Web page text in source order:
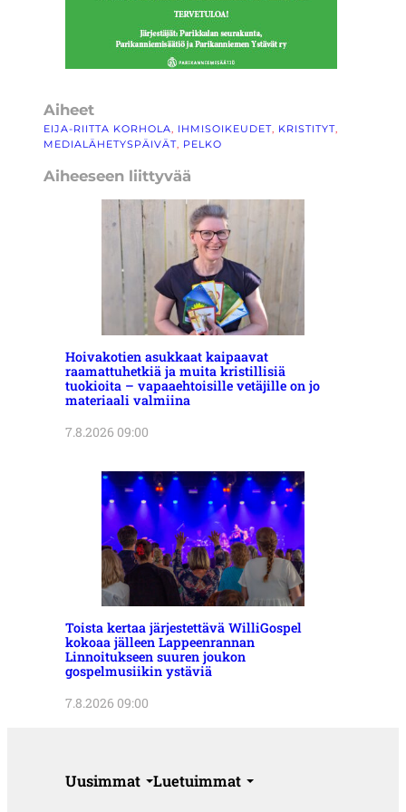
Aiheet
EIJA-RIITTA KORHOLA, IHMISOIKEUDET, KRISTITYT
MEDIALÄHETYSPÄIVÄT, PELKO
Aiheeseen liittyvää
Hoivakotien asukkaat kaipaavat
raamattuhetkiä ja muita kristillisiä
tuokioita – vapaaehtoisille vetäjille on jo
materiaali valmiina
7.8.2026 09:00
Toista kertaa järjestettävä WilliGospel
kokoaa jälleen Lappeenrannan
Linnoitukseen suuren joukon
gospelmusiikin ystäviä
7.8.2026 09:00
Uusimmat Luetuimmat